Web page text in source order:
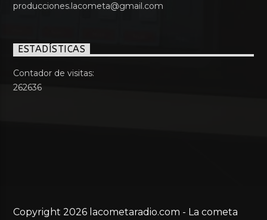
producciones.lacometa@gmail.com
ESTADÍSTICAS
Contador de visitas:
262636
Copyright 2026 lacometaradio.com - La cometa